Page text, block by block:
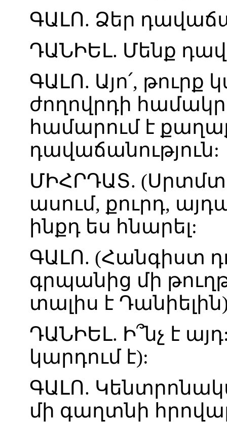
ԳԱԼՈ. Ձեր
ԴԱՆԻԵԼ. Մենք
ԳԱԼՈ. Այո՛, թուրք
ժողովրդի
համարում է
դավաճանություն:
ՄԻՀՐԴԱՏ. (
ասում, քուրդ,
ինքդ ես հնարել:
ԳԱԼՈ. (Հանգիստ
գրպանից մի
տալիս է Դանիելին
ԴԱՆԻԵԼ. Ի՞նչ է այդ
կարդում է):
ԳԱԼՈ.
մի գաղտնի